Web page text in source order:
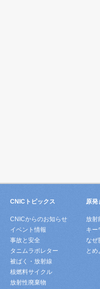
CNICトピックス
CNICからのお知らせ
イベント情報
事故と安全
タニムラボレター
被ばく・放射線
核燃料サイクル
放射性廃棄物
原発
放射
キー
なぜ
とめ